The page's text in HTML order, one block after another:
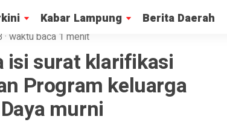
Kabar Lampung Berita Daerah
· waktu baca 1 menit
isi surat klarifikasi
Program keluarga
murni